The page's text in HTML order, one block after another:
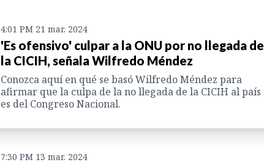
4:01 PM 21 mar. 2024
'Es ofensivo' culpar a la ONU por no llegada de
la CICIH, señala Wilfredo Méndez
Conozca aquí en qué se basó Wilfredo Méndez para
afirmar que la culpa de la no llegada de la CICIH al país
es del Congreso Nacional.
7:30 PM 13 mar. 2024